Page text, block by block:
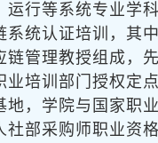
运行等系统专业学
系统认证培训，其
链管理教授组成，
业培训部门授权定
地，学院与国家职
社部采购师职业资